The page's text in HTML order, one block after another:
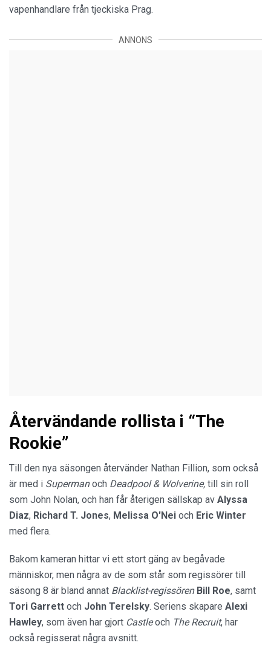
vapenhandlare från tjeckiska Prag.
ANNONS
Återvändande rollista i “The
Rookie”
Till den nya säsongen återvänder Nathan Fillion, som också
är med i Supermanoch Deadpool & Wolverine, till sin roll
som John Nolan, och han får återigen sällskap av Alyssa
Diaz, Richard T. Jones, Melissa O'Nei och Eric Winter
med flera.
Bakom kameran hittar vi ett stort gäng av begåvade
människor, men några av de som står som regissörer till
säsong 8 är bland annat Blacklist-regissören Bill Roe, samt
Tori Garrett och John Terelsky. Seriens skapare Alexi
Hawley, som även har gjort Castleoch The Recruit, har
också regisserat några avsnitt.